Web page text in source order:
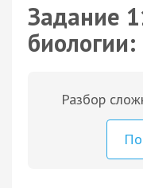
Задание
Разбор